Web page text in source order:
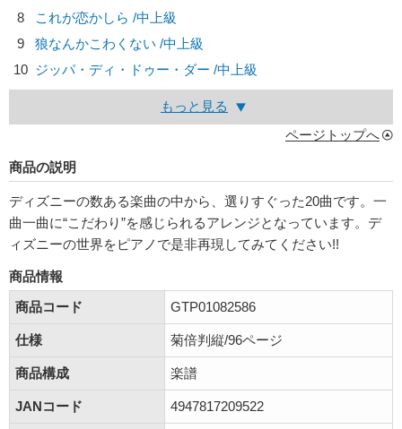
8
これが恋かしら /中上級
9
狼なんかこわくない /中上級
10 ジッパ・ディ・ドゥー・ダー /中上級
もっと見る
ページトップへ
商品の説明
ディズニーの数ある楽曲の中から、選りすぐった20曲です。一
曲一曲に“こだわり”を感じられるアレンジとなっています。デ
ィズニーの世界をピアノで是非再現してみてください!!
商品情報
商品コード
GTP01082586
仕様 菊倍判縦/96ページ
商品構成 楽譜
JANコード 4947817209522